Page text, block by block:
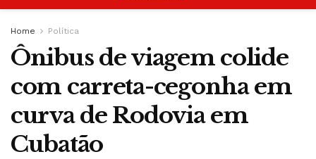
Home Política
Ônibus de viagem colide
com carreta-cegonha em
curva de Rodovia em
Cubatão